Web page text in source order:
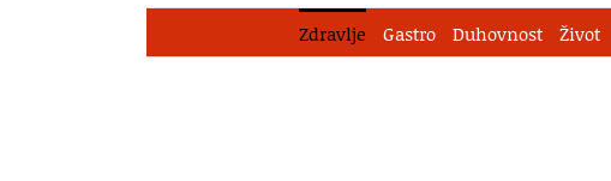
Zdravlje Gastro Duhovnost Život